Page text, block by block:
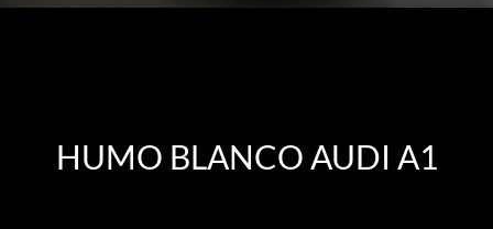
HUMO BLANCO AUDI A1